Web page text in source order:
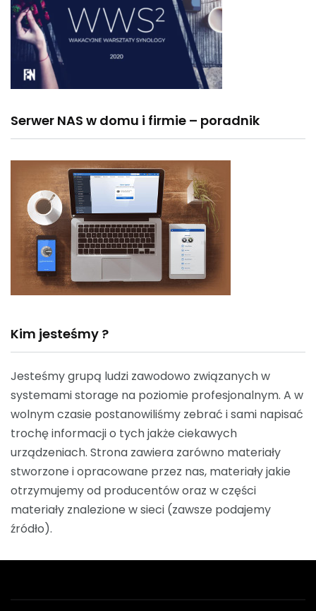
Serwer NAS w domu i firmie – poradnik
Kim jesteśmy ?
Jesteśmy grupą ludzi zawodowo związanych w
systemami storage na poziomie profesjonalnym. A w
wolnym czasie postanowiliśmy zebrać i sami napisać
trochę informacji o tych jakże ciekawych
urządzeniach. Strona zawiera zarówno materiały
stworzone i opracowane przez nas, materiały jakie
otrzymujemy od producentów oraz w części
materiały znalezione w sieci (zawsze podajemy
źródło).